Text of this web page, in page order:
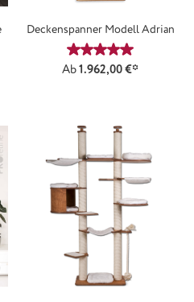
Bewertung von 5 von 5 Sternen
Deckenspanner Modell Adrian
Durchschnittliche
Ab1.962,00 €*